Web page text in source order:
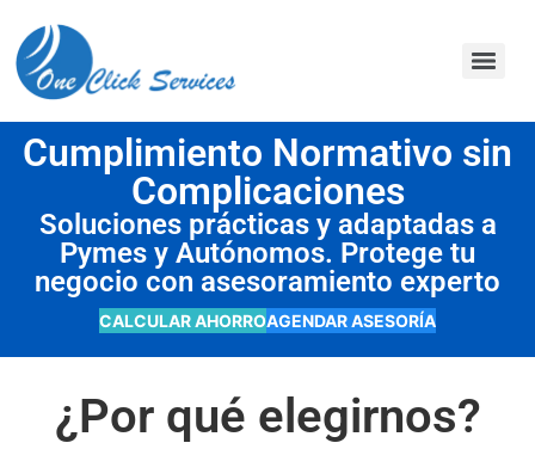
Cumplimiento Normativo sin
Complicaciones
Soluciones prácticas y adaptadas a
Pymes y Autónomos. Protege tu
negocio con asesoramiento experto
CALCULAR AHORROAGENDAR ASESORÍA
¿Por qué elegirnos?